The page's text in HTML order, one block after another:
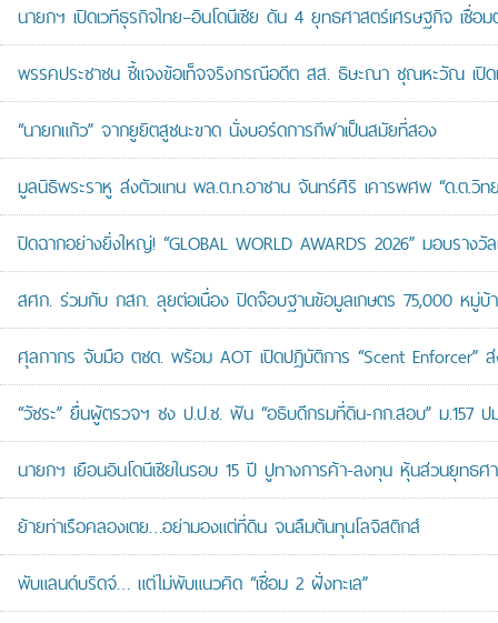
นายกฯ เปิดเวทีธุรกิจไทย–อินโดนีเซีย ดัน 4 ยุทธศาสตร์เศรษฐกิจ เ
พรรคประชาชน ชี้แจงข้อเท็จจริงกรณีอดีต สส. ธิษะณา ชุณหะวัณ เปิด
“นายกแก้ว” จากยูยิตสูชนะขาด นั่งบอร์ดการกีฬาเป็นสมัยที่สอง
มูลนิธิพระราหู ส่งตัวแทน พล.ต.ท.อาชาน จันทร์ศิริ เคารพศพ “ด.ต.วิท
ปิดฉากอย่างยิ่งใหญ่! “GLOBAL WORLD AWARDS 2026” มอบรา
สศก. ร่วมกับ กสก. ลุยต่อเนื่อง ปิดจ๊อบฐานข้อมูลเกษตร 75,000 หมู่
ศุลกากร จับมือ ตชด. พร้อม AOT เปิดปฏิบัติการ “Scent Enforcer”
“วัชระ” ยื่นผู้ตรวจฯ ชง ป.ป.ช. ฟัน “อธิบดีกรมที่ดิน-กก.สอบ” ม.157 ป
นายกฯ เยือนอินโดนีเซียในรอบ 15 ปี ปูทางการค้า-ลงทุน หุ้นส่วนยุทธศ
ย้ายท่าเรือคลองเตย…อย่ามองแต่ที่ดิน จนลืมต้นทุนโลจิสติกส์
พับแลนด์บริดจ์… แต่ไม่พับแนวคิด “เชื่อม 2 ฝั่งทะเล”